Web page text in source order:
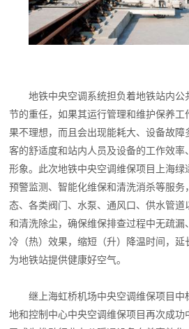
地铁中央空调系统担负着地铁站内公
节的重任，如果其运行管理和维护保养
果不理想，而且会出现能耗大、设备故障
客的舒适度和站内人员及设备的工作效
形象。此次地铁中央空调维保项目上海
预警监测、智能化维保和清洗消杀等服务
态、各类阀门、水泵、通风口、供水管
和清洗除尘，确保维保排查过程中无疏漏
冷（热）效果，缩短（升）降温时间，
为地铁站提供健康好空气。
继 上海虹桥机场中央空调维保项目 中
地和控制中心中央空调维保项目再次成